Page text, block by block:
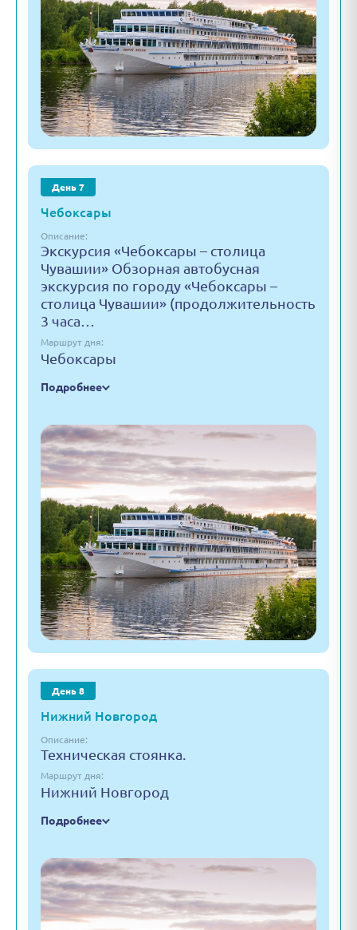
День 7
Чебоксары
Описание:
Экскурсия «Чебоксары – столица
Чувашии» Обзорная автобусная
экскурсия по городу «Чебоксары –
столица Чувашии» (продолжительность
3 часа…
Маршрут дня:
Чебоксары
Подробнее
День 8
Нижний Новгород
Описание:
Техническая стоянка.
Маршрут дня:
Нижний Новгород
Подробнее